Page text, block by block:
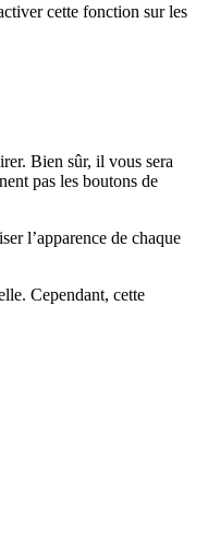
cette fonction sur les
Bien sûr, il vous sera
pas les boutons de
l’apparence de chaque
Cependant, cette